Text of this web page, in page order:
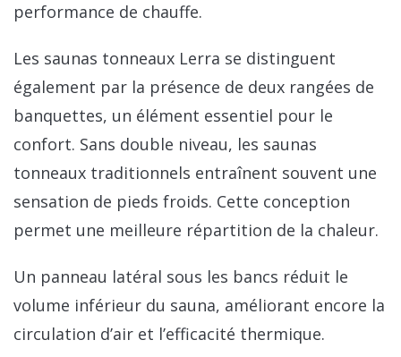
performance de chauffe.
Les saunas tonneaux Lerra se distinguent
également par la présence de deux rangées de
banquettes, un élément essentiel pour le
confort. Sans double niveau, les saunas
tonneaux traditionnels entraînent souvent une
sensation de pieds froids. Cette conception
permet une meilleure répartition de la chaleur.
Un panneau latéral sous les bancs réduit le
volume inférieur du sauna, améliorant encore la
circulation d’air et l’efficacité thermique.